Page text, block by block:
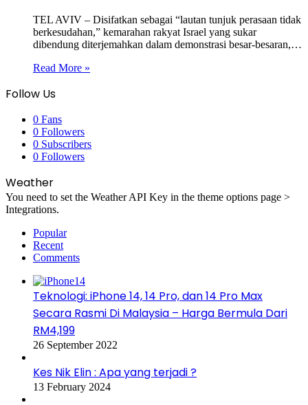
TEL AVIV – Disifatkan sebagai “lautan tunjuk perasaan tidak
berkesudahan,” kemarahan rakyat Israel yang sukar
dibendung diterjemahkan dalam demonstrasi besar-besaran,…
Read More »
Follow Us
0 Fans
0 Followers
0 Subscribers
0 Followers
Weather
You need to set the Weather API Key in the theme options page >
Integrations.
Popular
Recent
Comments
Teknologi: iPhone 14, 14 Pro, dan 14 Pro Max
Secara Rasmi Di Malaysia – Harga Bermula Dari
RM4,199
26 September 2022
Kes Nik Elin : Apa yang terjadi ?
13 February 2024